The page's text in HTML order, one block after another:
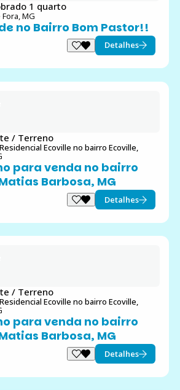
1 quarto
Fora, MG
no Bairro Bom Pastor!!
Detalhes
/ Terreno
Ecoville no bairro Ecoville,
para venda no bairro
Barbosa, MG
Detalhes
/ Terreno
Ecoville no bairro Ecoville,
para venda no bairro
Barbosa, MG
Detalhes